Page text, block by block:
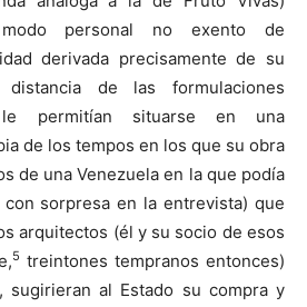
personal no exento de
derivada precisamente de su
de las formulaciones
le permitían situarse en una
de los tempos en los que su obra
de una Venezuela en la que podía
sorpresa en la entrevista) que
arquitectos (él y su socio de esos
5 treintones tempranos entonces)
sugirieran al Estado su compra y